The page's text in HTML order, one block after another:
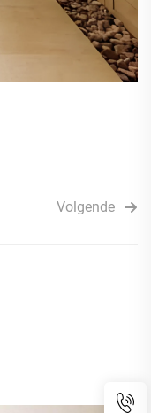
Volgende